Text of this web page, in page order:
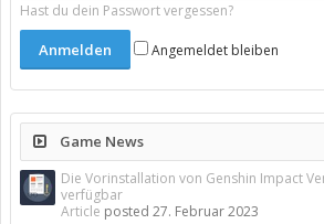
Hast du dein Passwort vergessen?
Angemeldet bleiben
Game News
Die Vorinstallation von Genshin Impact
verfügbar
Article posted 27. Februar 2023